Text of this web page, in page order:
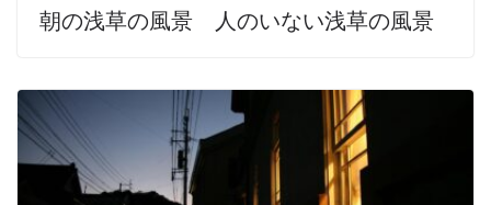
朝の浅草の風景 人のいない浅草の風景